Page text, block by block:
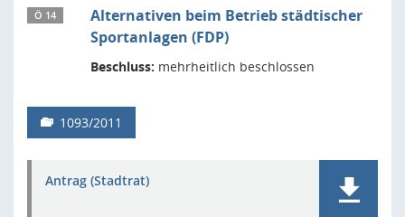
Ö 14
Alternativen beim Betrieb städtischer
Sportanlagen (FDP)
Beschluss: mehrheitlich beschlossen
1093/2011
Antrag (Stadtrat)